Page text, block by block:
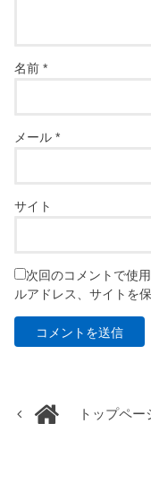
名前*
メール*
サイト
次回のコメントで使
ルアドレス、サイトを保
トップペー